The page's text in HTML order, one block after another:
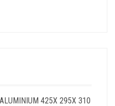
425X 295X 310